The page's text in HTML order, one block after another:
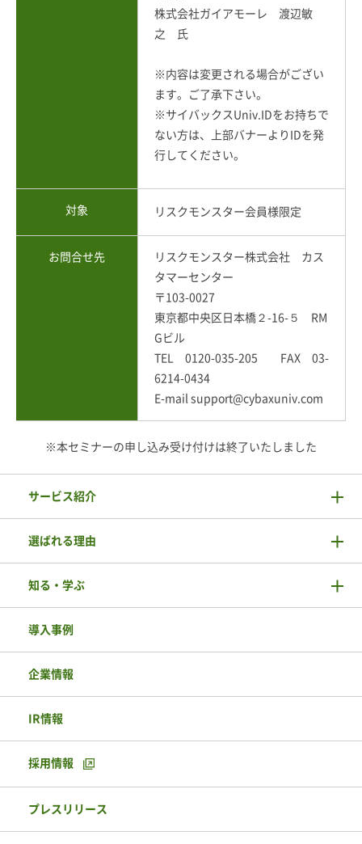
株式会社ガイアモーレ 渡辺敏
之 氏
※内容は変更される場合がござい
ます。ご了承下さい。
※サイバックスUniv.IDをお持ちで
ない方は、上部バナーよりIDを発
行してください。
対象 リスクモンスター会員様限定
お問合せ先
リスクモンスター株式会社 カス
タマーセンター
〒103-0027
東京都中央区日本橋２-16-５ RM
Gビル
TEL 0120-035-205 FAX 03-
6214-0434
E-mail support@cybaxuniv.com
※本セミナーの申し込み受け付けは終了いたしました
サービス紹介
選ばれる理由
知る・学ぶ
導入事例
企業情報
IR情報
採用情報
プレスリリース